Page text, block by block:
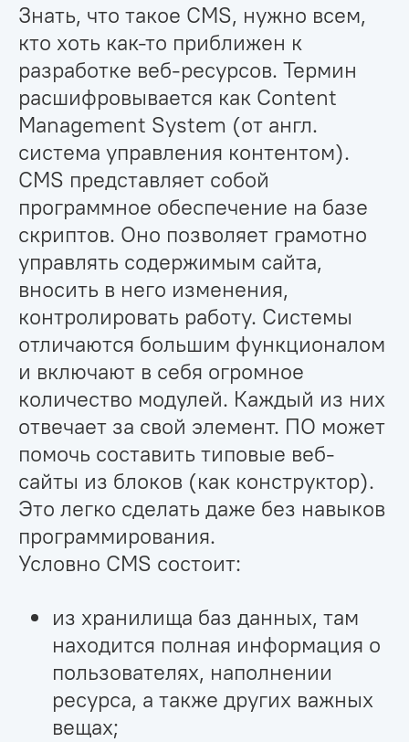
Знать, что такое CMS, нужно всем,
кто хоть как-то приближен к
разработке веб-ресурсов. Термин
расшифровывается как Content
Management System (от англ.
система управления контентом).
CMS представляет собой
программное обеспечение на базе
скриптов. Оно позволяет грамотно
управлять содержимым сайта,
вносить в него изменения,
контролировать работу. Системы
отличаются большим функционалом
и включают в себя огромное
количество модулей. Каждый из них
отвечает за свой элемент. ПО может
помочь составить типовые веб-
сайты из блоков (как конструктор).
Это легко сделать даже без навыков
программирования.
Условно CMS состоит:
из хранилища баз данных, там
находится полная информация о
пользователях, наполнении
ресурса, а также других важных
вещах;